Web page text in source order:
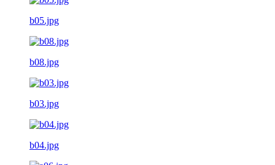
b05.jpg
b08.jpg
b03.jpg
b04.jpg